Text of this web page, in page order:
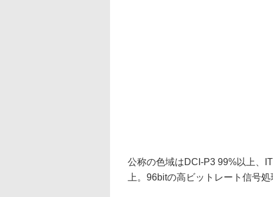
公称の色域はDCI-P3 99%以上、
上。96bitの高ビットレート信号